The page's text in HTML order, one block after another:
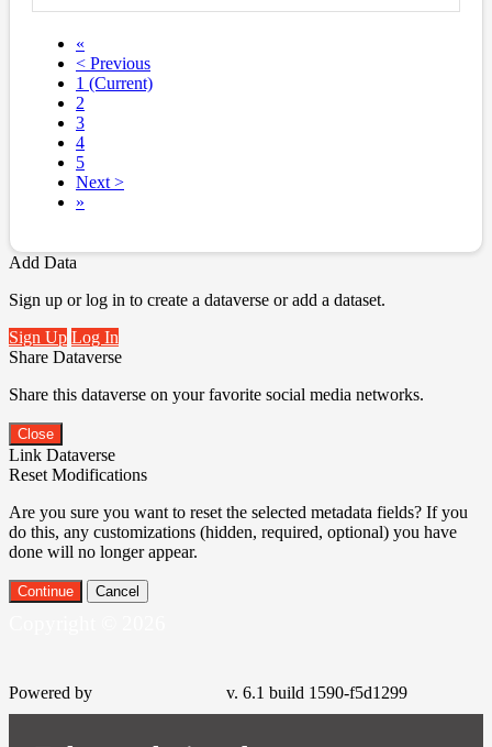
«
< Previous
1 (Current)
2
3
4
5
Next >
»
Add Data
Sign up or log in to create a dataverse or add a dataset.
Sign Up Log In
Share Dataverse
Share this dataverse on your favorite social media networks.
Close
Link Dataverse
Reset Modifications
Are you sure you want to reset the selected metadata fields? If you
do this, any customizations (hidden, required, optional) you have
done will no longer appear.
Continue Cancel
Powered by v. 6.1 build 1590-f5d1299